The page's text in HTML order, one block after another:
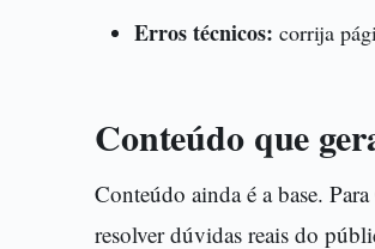
Erros técnicos: corrija
Conteúdo que
Conteúdo ainda é a base.
resolver dúvidas reais do